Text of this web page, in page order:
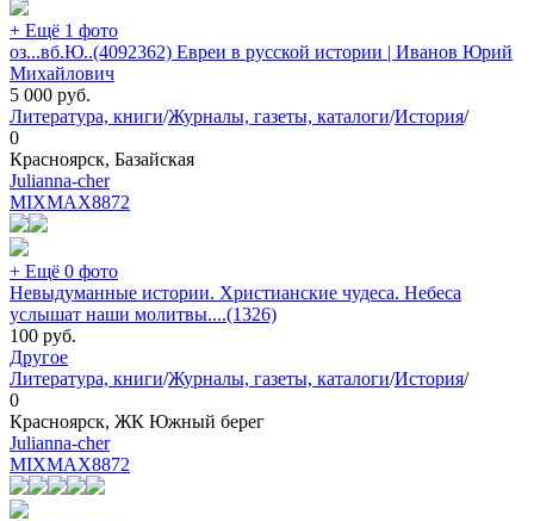
+ Ещё 1 фото
оз...вб.Ю..(4092362) Евреи в русской истории | Иванов Юрий
Михайлович
5 000 руб.
Литература, книги/Журналы, газеты, каталоги/История/
0
Красноярск, Базайская
Julianna-cher
MIXMAX8872
+ Ещё 0 фото
Невыдуманные истории. Христианские чудеса. Небеса
услышат наши молитвы....(1326)
100 руб.
Другое
Литература, книги/Журналы, газеты, каталоги/История/
0
Красноярск, ЖК Южный берег
Julianna-cher
MIXMAX8872